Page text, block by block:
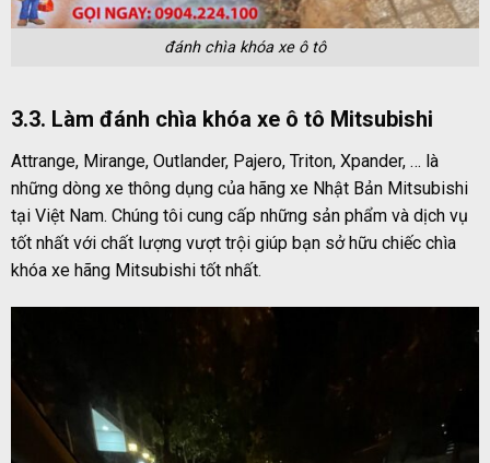
đánh chìa khóa xe ô tô
3.3. Làm đánh chìa khóa xe ô tô Mitsubishi
Attrange, Mirange, Outlander, Pajero, Triton, Xpander, … là
những dòng xe thông dụng của hãng xe Nhật Bản Mitsubishi
tại Việt Nam. Chúng tôi cung cấp những sản phẩm và dịch vụ
tốt nhất với chất lượng vượt trội giúp bạn sở hữu chiếc chìa
khóa xe hãng Mitsubishi tốt nhất.